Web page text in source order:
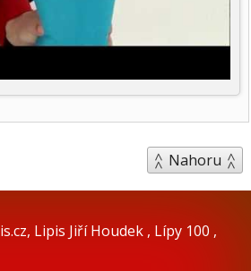
Nahoru
, Lipis Jiří Houdek , Lípy 100 ,